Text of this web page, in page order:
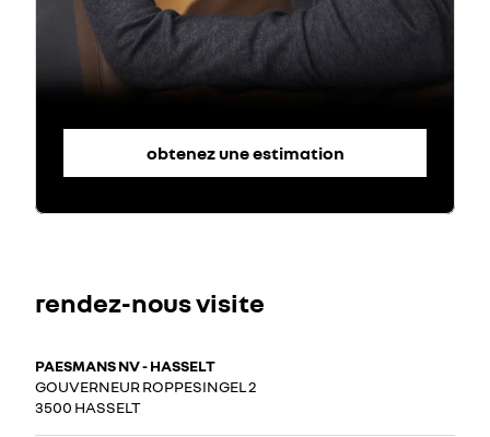
obtenez une estimation
rendez-nous visite
PAESMANS NV - HASSELT
GOUVERNEUR ROPPESINGEL 2
3500 HASSELT